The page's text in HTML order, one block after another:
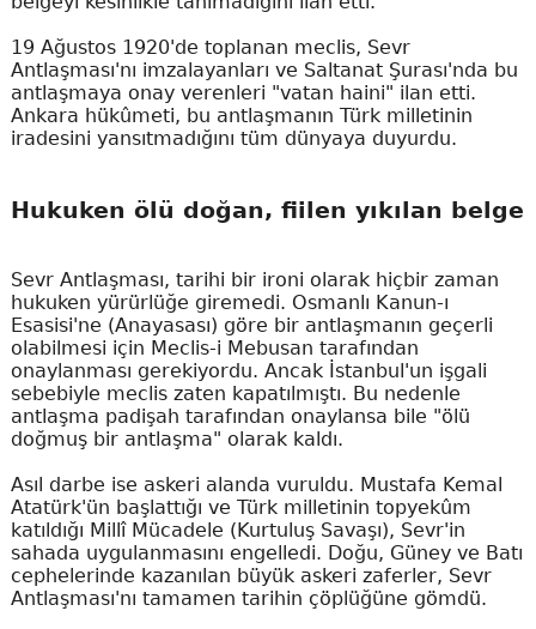
19 Ağustos 1920'de toplanan meclis, Sevr
Antlaşması'nı imzalayanları ve Saltanat Şurası'nda bu
antlaşmaya onay verenleri "vatan haini" ilan etti.
Ankara hükûmeti, bu antlaşmanın Türk milletinin
iradesini yansıtmadığını tüm dünyaya duyurdu.
Hukuken ölü doğan, fiilen yıkılan belge
Sevr Antlaşması, tarihi bir ironi olarak hiçbir zaman
hukuken yürürlüğe giremedi. Osmanlı Kanun-ı
Esasisi'ne (Anayasası) göre bir antlaşmanın geçerli
olabilmesi için Meclis-i Mebusan tarafından
onaylanması gerekiyordu. Ancak İstanbul'un işgali
sebebiyle meclis zaten kapatılmıştı. Bu nedenle
antlaşma padişah tarafından onaylansa bile "ölü
doğmuş bir antlaşma" olarak kaldı.
Asıl darbe ise askeri alanda vuruldu. Mustafa Kemal
Atatürk'ün başlattığı ve Türk milletinin topyekûm
katıldığı Millî Mücadele (Kurtuluş Savaşı), Sevr'in
sahada uygulanmasını engelledi. Doğu, Güney ve Batı
cephelerinde kazanılan büyük askeri zaferler, Sevr
Antlaşması'nı tamamen tarihin çöplüğüne gömdü.